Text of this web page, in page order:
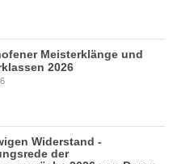
Meisterklänge und
2026
Widerstand -
der